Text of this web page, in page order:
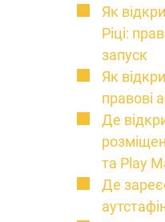
Як
Ріці:
запуск
Як
правові
Де
та Play
Де